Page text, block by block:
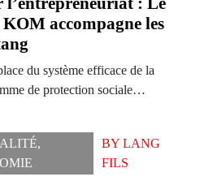
accompagne les
du système efficace de la
de protection sociale…
,
BYLANG
FILS